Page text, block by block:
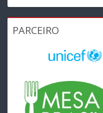
PARCEIRO